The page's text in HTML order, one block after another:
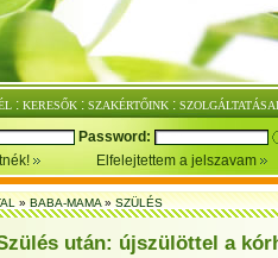
: KERESŐK : SZAKÉRTŐINK :
Password:
Elfelejtettem a jelszavam
»BABA-MAMA»SZÜLÉS
után: újszülöttel a